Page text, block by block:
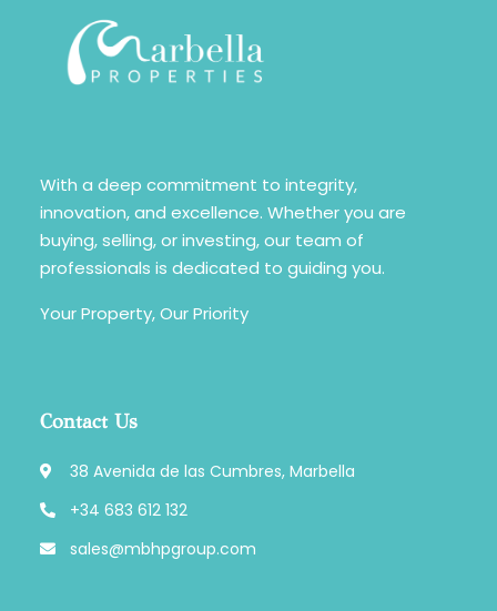
With a deep commitment to integrity,
innovation, and excellence. Whether you are
buying, selling, or investing, our team of
professionals is dedicated to guiding you.
Your Property, Our Priority
Contact Us
38 Avenida de las Cumbres, Marbella
+34 683 612 132
sales@mbhpgroup.com